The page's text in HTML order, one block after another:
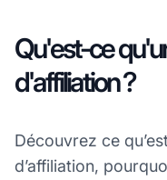
Qu'est-ce
d'affiliation ?
Découvrez ce
d’affiliation,